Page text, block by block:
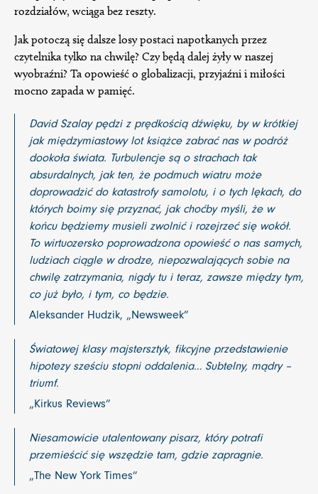
rozdziałów, wciąga bez reszty.
Jak potoczą się dalsze losy postaci napotkanych przez
czytelnika tylko na chwilę? Czy będą dalej żyły w naszej
wyobraźni? Ta opowieść o globalizacji, przyjaźni i miłości
mocno zapada w pamięć.
David Szalay pędzi z prędkością dźwięku, by w krótkiej
jak międzymiastowy lot książce zabrać nas w podróż
dookoła świata. Turbulencje są o strachach tak
absurdalnych, jak ten, że podmuch wiatru może
doprowadzić do katastrofy samolotu, i o tych lękach, do
których boimy się przyznać, jak choćby myśli, że w
końcu będziemy musieli zwolnić i rozejrzeć się wokół.
To wirtuozersko poprowadzona opowieść o nas samych,
ludziach ciągle w drodze, niepozwalających sobie na
chwilę zatrzymania, nigdy tu i teraz, zawsze między tym,
co już było, i tym, co będzie.
Aleksander Hudzik, „Newsweek”
Światowej klasy majstersztyk, fikcyjne przedstawienie
hipotezy sześciu stopni oddalenia… Subtelny, mądry –
triumf.
„Kirkus Reviews”
Niesamowicie utalentowany pisarz, który potrafi
przemieścić się wszędzie tam, gdzie zapragnie.
„The New York Times”